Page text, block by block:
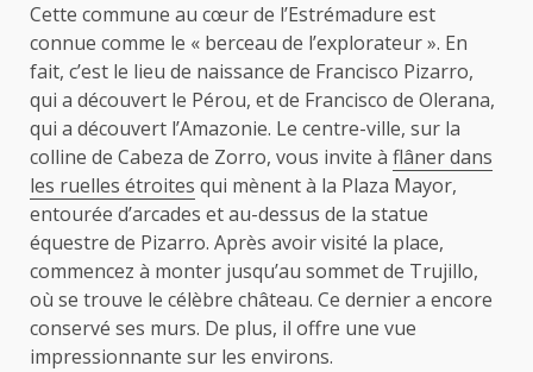
Cette commune au cœur de l’Estrémadure est
connue comme le « berceau de l’explorateur ». En
fait, c’est le lieu de naissance de Francisco Pizarro,
qui a découvert le Pérou, et de Francisco de Olerana,
qui a découvert l’Amazonie. Le centre-ville, sur la
colline de Cabeza de Zorro, vous invite à flâner dans
les ruelles étroites qui mènent à la Plaza Mayor,
entourée d’arcades et au-dessus de la statue
équestre de Pizarro. Après avoir visité la place,
commencez à monter jusqu’au sommet de Trujillo,
où se trouve le célèbre château. Ce dernier a encore
conservé ses murs. De plus, il offre une vue
impressionnante sur les environs.